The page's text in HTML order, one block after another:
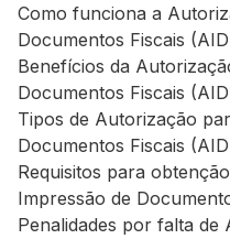
Como funciona a
Documentos Fiscais
Benefícios da
Documentos Fiscais
Tipos de Autorização
Documentos Fiscais
Requisitos para
Impressão de
Penalidades por falta de